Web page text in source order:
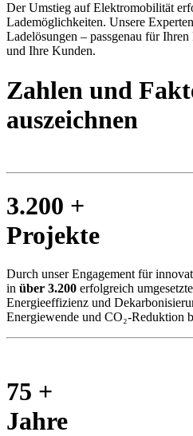
Der Umstieg auf Elektromobilität
Lademöglichkeiten. Unsere
Ladelösungen – passgenau für
und Ihre Kunden.
Zahlen und
auszeichnen
3.200 +
Projekte
Durch unser Engagement für
in über 3.200 erfolgreich
Energieeffizienz und
Energiewende und CO₂-Reduktion
75 +
Jahre